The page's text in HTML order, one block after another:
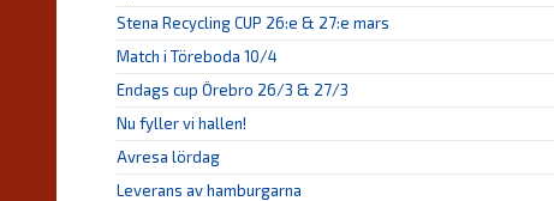
Stena Recycling CUP 26:e & 27:e mars
Match i Töreboda 10/4
Endags cup Örebro 26/3 & 27/3
Nu fyller vi hallen!
Avresa lördag
Leverans av hamburgarna